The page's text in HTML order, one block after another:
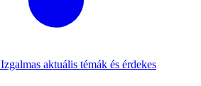
Izgalmas aktuális témák és érdekes